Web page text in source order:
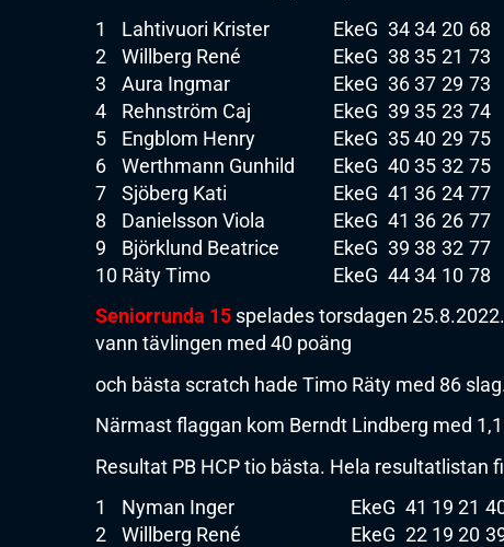
1
Lahtivuori Krister EkeG 3434 20 68
2
Willberg René EkeG 38 35 21 73
3
Aura Ingmar EkeG 3637 29 73
4
Rehnström Caj EkeG 39 35 23 74
5
Engblom Henry EkeG 3540 29 75
6
Werthmann Gunhild EkeG 4035 32 75
7
Sjöberg Kati EkeG 41 36 24 77
8
Danielsson Viola EkeG 41 36 26 77
9
Björklund Beatrice EkeG 39 38 32 77
10 Räty Timo EkeG 4434 10 78
Seniorrunda 15 spelades torsdagen
vann tävlingen med 40 poäng
och bästa scratch hade Timo Räty med 86
Närmast flaggan kom Berndt Lindberg med
Resultat PB HCP tio bästa. Hela resultatlistan
1
Nyman Inger EkeG 41 19 21
2
Willberg René EkeG 22 19 20